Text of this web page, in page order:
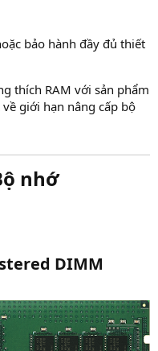
bảo hành đầy đủ thiết
thích RAM với sản phẩm
giới hạn nâng cấp bộ
nhớ
DIMM​